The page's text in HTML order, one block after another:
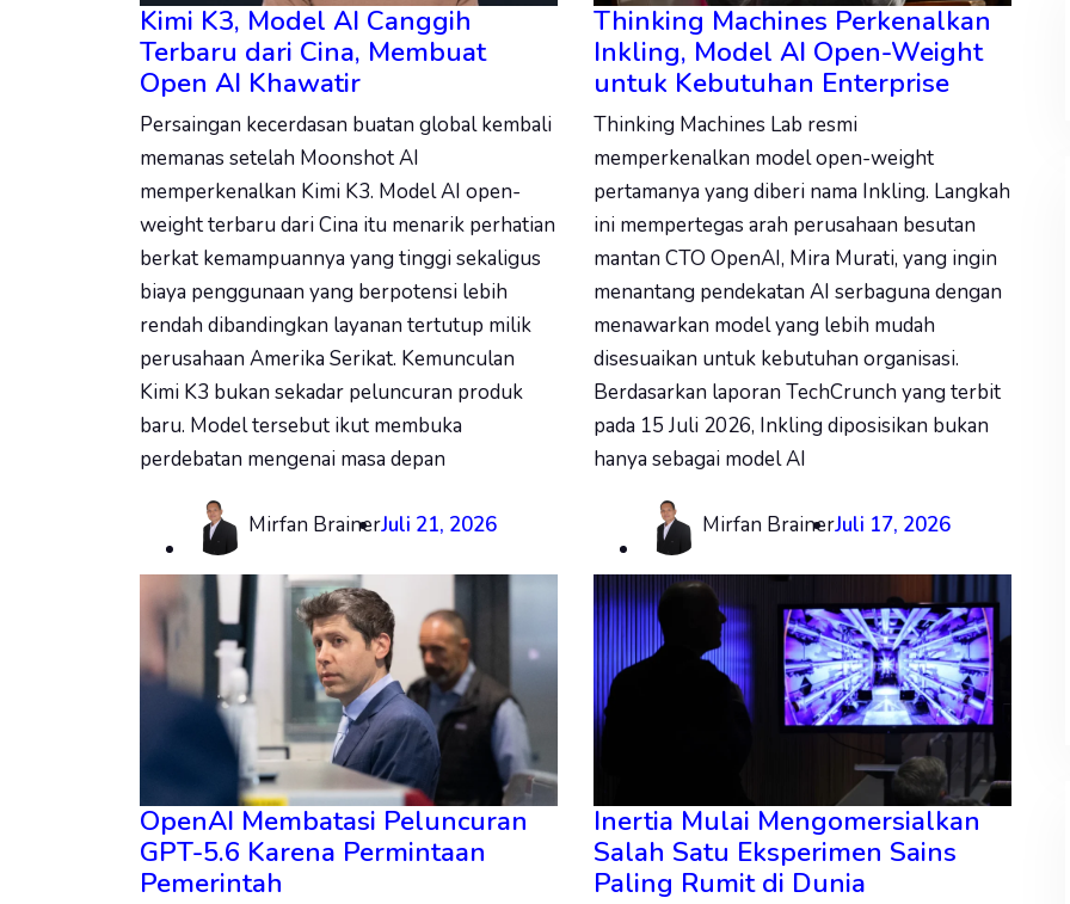
Kimi K3, Model AI Canggih
Terbaru dari Cina, Membuat
Open AI Khawatir
Persaingan kecerdasan buatan global kembali
memanas setelah Moonshot AI
memperkenalkan Kimi K3. Model AI open-
weight terbaru dari Cina itu menarik perhatian
berkat kemampuannya yang tinggi sekaligus
biaya penggunaan yang berpotensi lebih
rendah dibandingkan layanan tertutup milik
perusahaan Amerika Serikat. Kemunculan
Kimi K3 bukan sekadar peluncuran produk
baru. Model tersebut ikut membuka
perdebatan mengenai masa depan
Mirfan BrainerJuli 21, 2026
Thinking Machines Perkenalkan
Inkling, Model AI Open-Weight
untuk Kebutuhan Enterprise
Thinking Machines Lab resmi
memperkenalkan model open-weight
pertamanya yang diberi nama Inkling. Langkah
ini mempertegas arah perusahaan besutan
mantan CTO OpenAI, Mira Murati, yang ingin
menantang pendekatan AI serbaguna dengan
menawarkan model yang lebih mudah
disesuaikan untuk kebutuhan organisasi.
Berdasarkan laporan TechCrunch yang terbit
pada 15 Juli 2026, Inkling diposisikan bukan
hanya sebagai model AI
Mirfan BrainerJuli 17, 2026
OpenAI Membatasi Peluncuran
GPT-5.6 Karena Permintaan
Pemerintah
Inertia Mulai Mengomersialkan
Salah Satu Eksperimen Sains
Paling Rumit di Dunia